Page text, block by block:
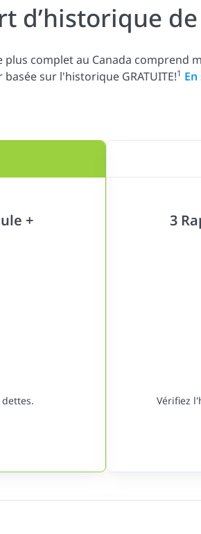
d’historique
plus complet au Canada comprend
basée sur l'historique GRATUITE!1
+
3
Vérifiez